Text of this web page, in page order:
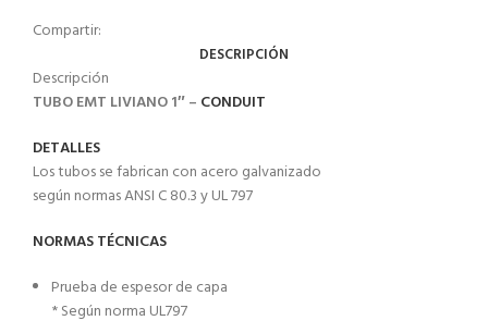
Compartir:
DESCRIPCIÓN
Descripción
TUBO EMT LIVIANO 1″ – CONDUIT
DETALLES
Los tubos se fabrican con acero galvanizado
según normas ANSI C 80.3 y UL 797
NORMAS TÉCNICAS
Prueba de espesor de capa
* Según norma UL797